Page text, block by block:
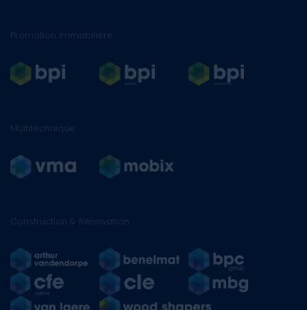
Promotion immobilière
Multitechnique
Construction & Rénovation